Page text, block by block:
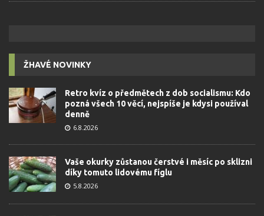
ŽHAVÉ NOVINKY
Retro kvíz o předmětech z dob socialismu: Kdo
pozná všech 10 věcí, nejspíše je kdysi používal
denně
6.8.2026
Vaše okurky zůstanou čerstvé i měsíc po sklizni
díky tomuto lidovému fíglu
5.8.2026